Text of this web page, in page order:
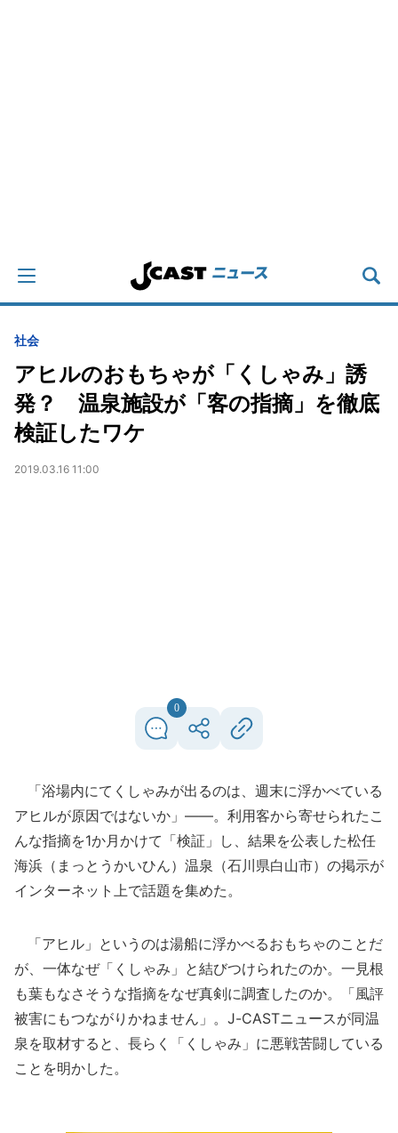
社会
アヒルのおもちゃが「くしゃみ」誘
発？ 温泉施設が「客の指摘」を徹底
検証したワケ
2019.03.16 11:00
0
「浴場内にてくしゃみが出るのは、週末に浮かべている
アヒルが原因ではないか」――。利用客から寄せられたこ
んな指摘を1か月かけて「検証」し、結果を公表した松任
海浜（まっとうかいひん）温泉（石川県白山市）の掲示が
インターネット上で話題を集めた。
「アヒル」というのは湯船に浮かべるおもちゃのことだ
が、一体なぜ「くしゃみ」と結びつけられたのか。一見根
も葉もなさそうな指摘をなぜ真剣に調査したのか。「風評
被害にもつながりかねません」。J-CASTニュースが同温
泉を取材すると、長らく「くしゃみ」に悪戦苦闘している
ことを明かした。